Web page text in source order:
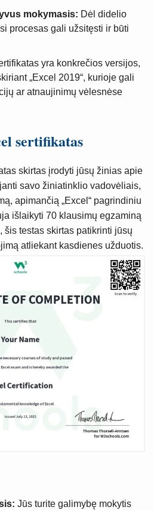
mokymasis: Dėl didelio
procesas gali užsitęsti ir būti
yra konkrečios versijos,
„Excel 2019“, kurioje gali
ar atnaujinimų vėlesnėse
sertifikatas
skirtas įrodyti jūsų žinias apie
savo žiniatinklio vadovėliais,
apimančią „Excel“ pagrindiniu
išlaikyti 70 klausimų egzaminą
šis testas skirtas patikrinti jūsų
atliekant kasdienes užduotis.
Jūs turite galimybę mokytis